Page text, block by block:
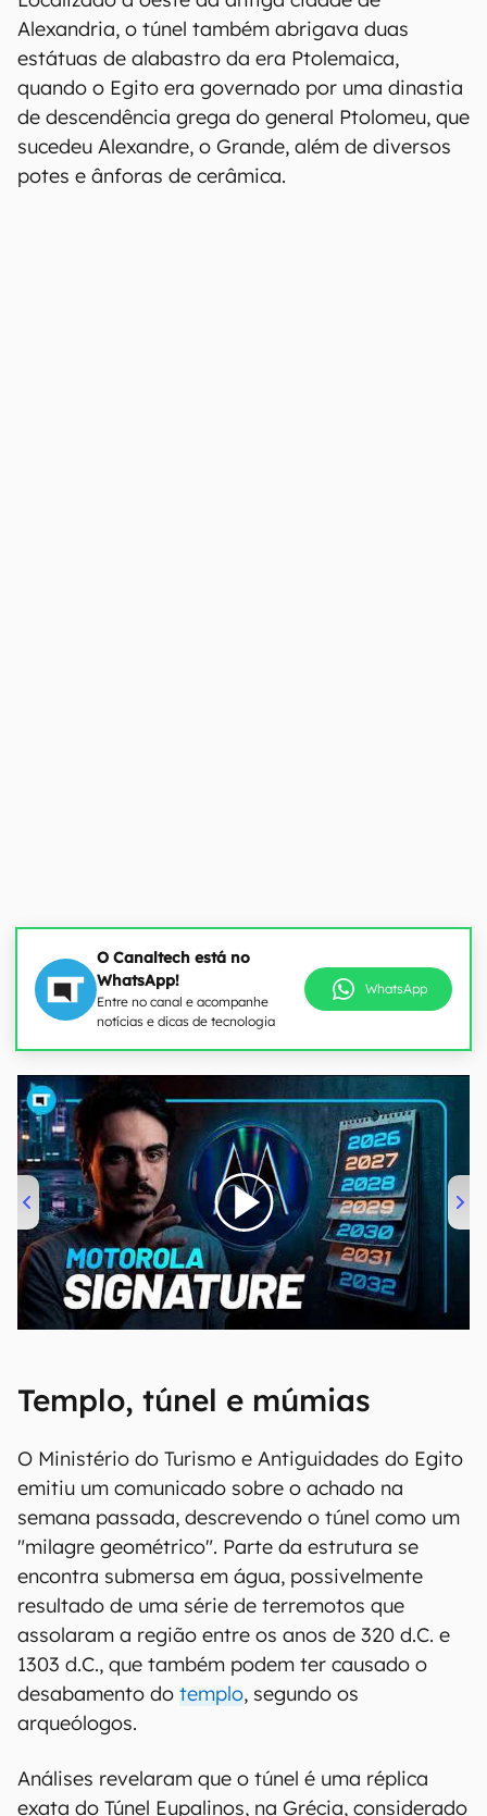
Alexandria, o túnel também abrigava duas
estátuas de alabastro da era Ptolemaica,
quando o Egito era governado por uma dinastia
de descendência grega do general Ptolomeu, que
sucedeu Alexandre, o Grande, além de diversos
potes e ânforas de cerâmica.
O Canaltech está no
WhatsApp!
Entre no canal e acompanhe
notícias e dicas de tecnologia
WhatsApp
00:00/20:46
Templo, túnel e múmias
O Ministério do Turismo e Antiguidades do Egito
emitiu um comunicado sobre o achado na
semana passada, descrevendo o túnel como um
"milagre geométrico". Parte da estrutura se
encontra submersa em água, possivelmente
resultado de uma série de terremotos que
assolaram a região entre os anos de 320 d.C. e
1303 d.C., que também podem ter causado o
desabamento do templo, segundo os
arqueólogos.
Análises revelaram que o túnel é uma réplica
exata do Túnel Eupalinos, na Grécia, considerado